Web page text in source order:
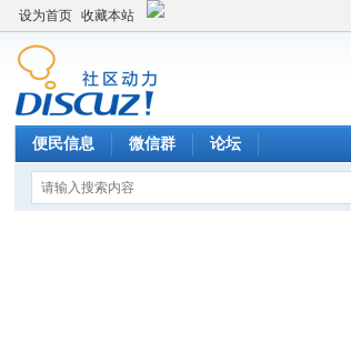
设为首页 收藏本站
便民信息 微信群 论坛